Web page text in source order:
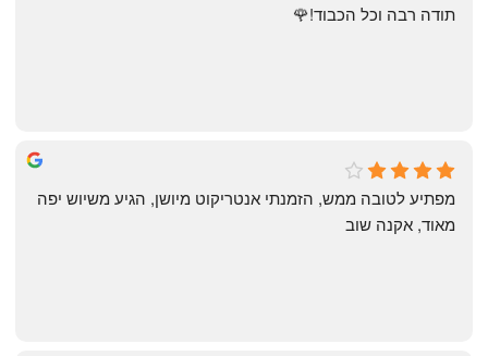
michal gottfried
4 months ago
תודה רבה וכל הכבוד!🌹
מאוד, אקנה שוב